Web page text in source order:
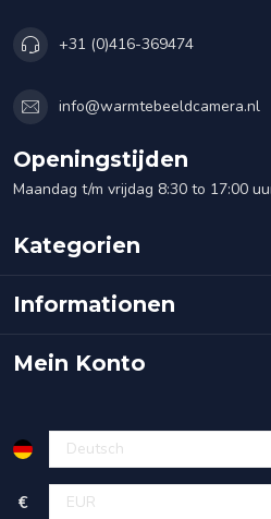
+31 (0)416-369474
info@warmtebeeldcamera.nl
Openingstijden
Maandag t/m vrijdag 8:30 to 17:00
Kategorien
Informationen
Mein Konto
€